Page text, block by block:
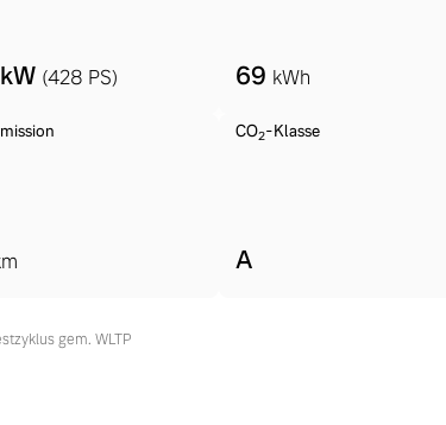
(428 PS) 69 kWh
CO2-Klasse
A
gem. WLTP